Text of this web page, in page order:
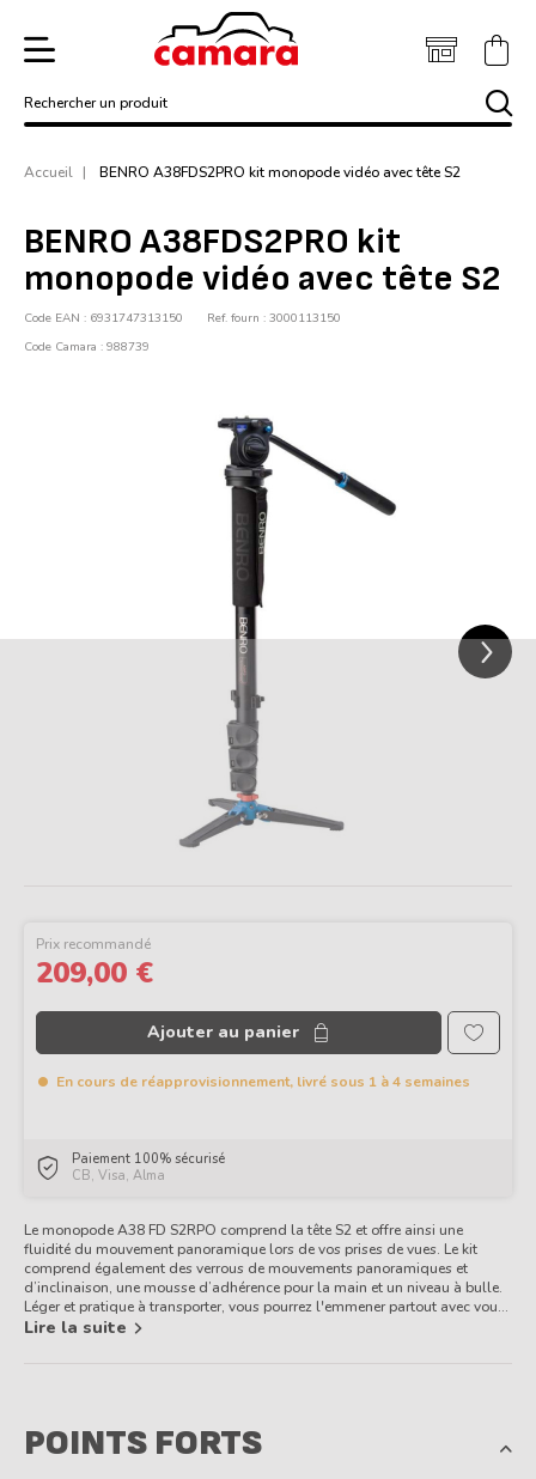
Rechercher un produit
Accueil BENRO A38FDS2PRO kit monopode vidéo avec tête S2
BENRO A38FDS2PRO kit
monopode vidéo avec tête S2
Code EAN : 6931747313150
Ref. fourn : 3000113150
Code Camara : 988739
Suivant
Prix recommandé
209,00 €
Ajouter au panier
En cours de réapprovisionnement, livré sous 1 à 4 semaines
Paiement 100% sécurisé
CB, Visa, Alma
Le monopode A38 FD S2RPO comprend la tête S2 et offre ainsi une
fluidité du mouvement panoramique lors de vos prises de vues. Le kit
comprend également des verrous de mouvements panoramiques et
d’inclinaison, une mousse d’adhérence pour la main et un niveau à bulle.
Léger et pratique à transporter, vous pourrez l'emmener partout avec vous
sans manquer une occasion de photographier en toute stabilité !
Lire la suite
POINTS FORTS